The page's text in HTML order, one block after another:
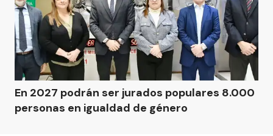
En 2027 podrán ser jurados populares 8.000
personas en igualdad de género